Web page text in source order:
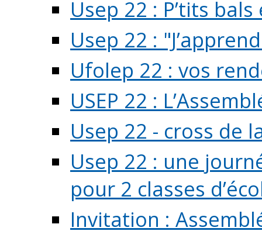
Usep 22 : P’tits
Usep 22 :
Ufolep 22 : vos
USEP 22 :
Usep 22 - cross de
Usep 22 : une
pour 2 classes
Invitation :